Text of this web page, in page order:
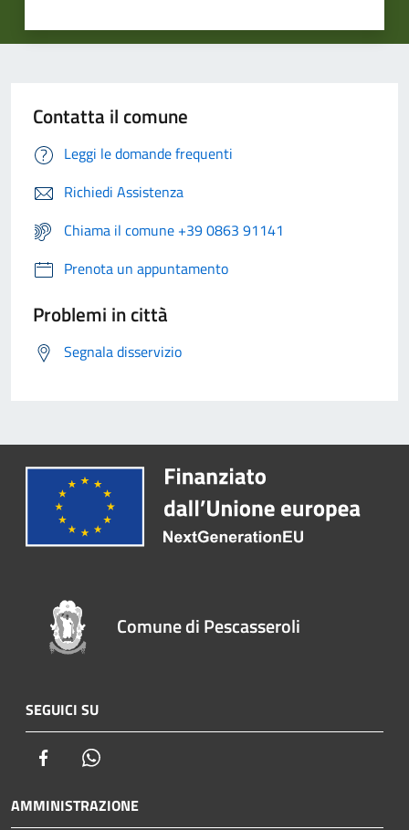
Contatta il comune
Leggi le domande frequenti
Richiedi Assistenza
Chiama il comune +39 0863 91141
Prenota un appuntamento
Problemi in città
Segnala disservizio
Comune di Pescasseroli
SEGUICI SU
Facebook
AMMINISTRAZIONE